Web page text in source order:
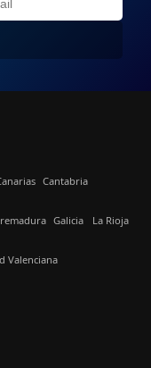
Cantabria
Galicia La Rioja
Valenciana